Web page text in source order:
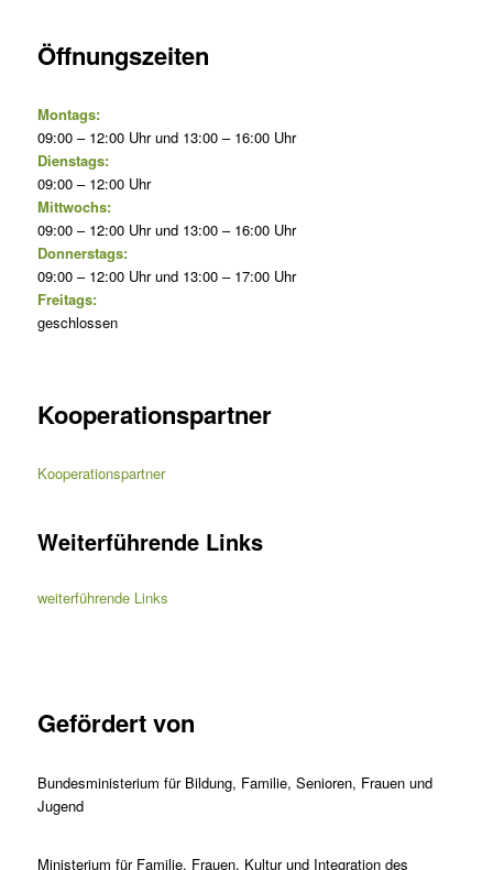
Öffnungszeiten
Montags:
09:00 – 12:00 Uhr und 13:00 – 16:00 Uhr
Dienstags:
09:00 – 12:00 Uhr
Mittwochs:
09:00 – 12:00 Uhr und 13:00 – 16:00 Uhr
Donnerstags:
09:00 – 12:00 Uhr und 13:00 – 17:00 Uhr
Freitags:
geschlossen
Kooperationspartner
Kooperationspartner
Weiterführende Links
weiterführende Links
Gefördert von
Bundesministerium für Bildung, Familie, Senioren, Frauen und
Jugend
Ministerium für Familie, Frauen, Kultur und Integration des